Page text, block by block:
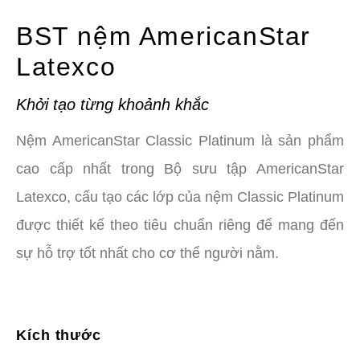
BST nệm AmericanStar
Latexco
Khởi tạo từng khoảnh khắc
Nệm AmericanStar Classic Platinum là sản phẩm
cao cấp nhất trong Bộ sưu tập AmericanStar
Latexco, cấu tạo các lớp của nệm Classic Platinum
được thiết kế theo tiêu chuẩn riêng để mang đến
sự hỗ trợ tốt nhất cho cơ thể người nằm.
Kích thước